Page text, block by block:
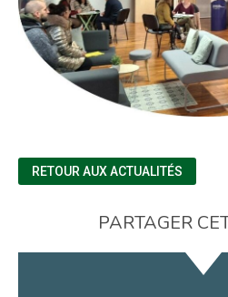
RETOUR AUX ACTUALITÉS
PARTAGER